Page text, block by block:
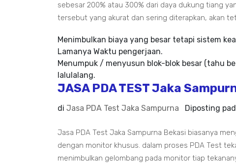
sebesar 200% atau 300% dari daya dukung tiang
tersebut yang akurat dan sering diterapkan, akan
Menimbulkan biaya yang besar tetapi sistem
Lamanya Waktu pengerjaan.
Menumpuk / menyusun blok-blok besar (tahu
lalulalang.
JASA PDA TEST Jaka
di Jasa PDA Test Jaka Sampurna Diposting
Jasa PDA Test Jaka Sampurna Bekasi biasanya
dengan monitor khusus. dalam proses PDA Test
menimbulkan gelombang pada monitor tiap